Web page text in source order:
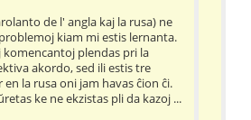
de l' angla kaj la rusa) ne
kiam mi estis lernanta.
komencantoj plendas pri la
akordo, sed ili estis tre
la rusa oni jam havas ĉion ĉi.
ke ne ekzistas pli da kazoj ...